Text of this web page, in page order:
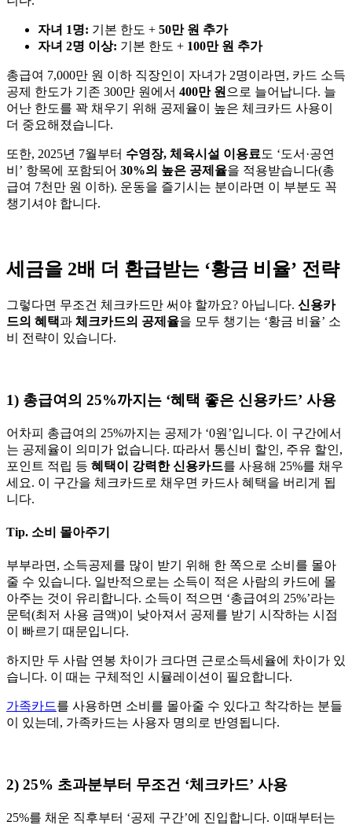
자녀 1명: 기본 한도 + 50만 원 추가
자녀 2명 이상: 기본 한도 + 100만 원 추가
총급여 7,000만 원 이하 직장인이 자녀가 2명이라면, 카드 소득
공제 한도가 기존 300만 원에서 400만 원으로 늘어납니다. 늘
어난 한도를 꽉 채우기 위해 공제율이 높은 체크카드 사용이
더 중요해졌습니다.
또한, 2025년 7월부터 수영장, 체육시설 이용료도 ‘도서·공연
비’ 항목에 포함되어 30%의 높은 공제율을 적용받습니다(총
급여 7천만 원 이하). 운동을 즐기시는 분이라면 이 부분도 꼭
챙기셔야 합니다.
세금을 2배 더 환급받는 ‘황금 비율’ 전략
그렇다면 무조건 체크카드만 써야 할까요? 아닙니다. 신용카
드의 혜택과 체크카드의 공제율을 모두 챙기는 ‘황금 비율’ 소
비 전략이 있습니다.
1) 총급여의 25%까지는 ‘혜택 좋은 신용카드’ 사용
어차피 총급여의 25%까지는 공제가 ‘0원’입니다. 이 구간에서
는 공제율이 의미가 없습니다. 따라서 통신비 할인, 주유 할인,
포인트 적립 등 혜택이 강력한 신용카드를 사용해 25%를 채우
세요. 이 구간을 체크카드로 채우면 카드사 혜택을 버리게 됩
니다.
Tip. 소비 몰아주기
부부라면, 소득공제를 많이 받기 위해 한 쪽으로 소비를 몰아
줄 수 있습니다. 일반적으로는 소득이 적은 사람의 카드에 몰
아주는 것이 유리합니다. 소득이 적으면 ‘총급여의 25%’라는
문턱(최저 사용 금액)이 낮아져서 공제를 받기 시작하는 시점
이 빠르기 때문입니다.
하지만 두 사람 연봉 차이가 크다면 근로소득세율에 차이가 있
습니다. 이 때는 구체적인 시뮬레이션이 필요합니다.
가족카드를 사용하면 소비를 몰아줄 수 있다고 착각하는 분들
이 있는데, 가족카드는 사용자 명의로 반영됩니다.
2) 25% 초과분부터 무조건 ‘체크카드’ 사용
25%를 채운 직후부터 ‘공제 구간’에 진입합니다. 이때부터는